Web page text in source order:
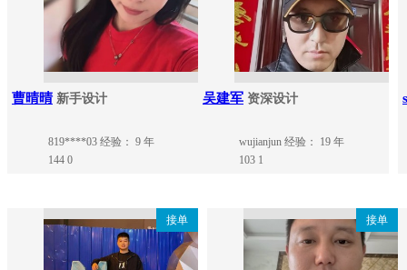
曹晴晴 新手设计
819****03 经验： 9 年
144 0
吴建军 资深设计
wujianjun 经验： 19 年
103 1
接单 接单